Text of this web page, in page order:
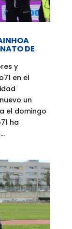
DE
y
en el
un
el domingo
ha